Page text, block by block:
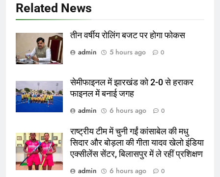
Related News
तीन वर्षीय रोलिंग बजट पर होगा फोकस
admin
5 hours ago 0
सेमीफाइनल में झारखंड को 2-0 से हराकर
फाइनल में बनाई जगह
admin
6 hours ago 0
राष्ट्रीय टीम में चुनी गईं कांसाबेल की मधु
सिदार और बोड़ला की गीता यादव खेलो इंडिया
एक्सीलेंस सेंटर, बिलासपुर में ले रहीं प्रशिक्षण
admin
6 hours ago 0